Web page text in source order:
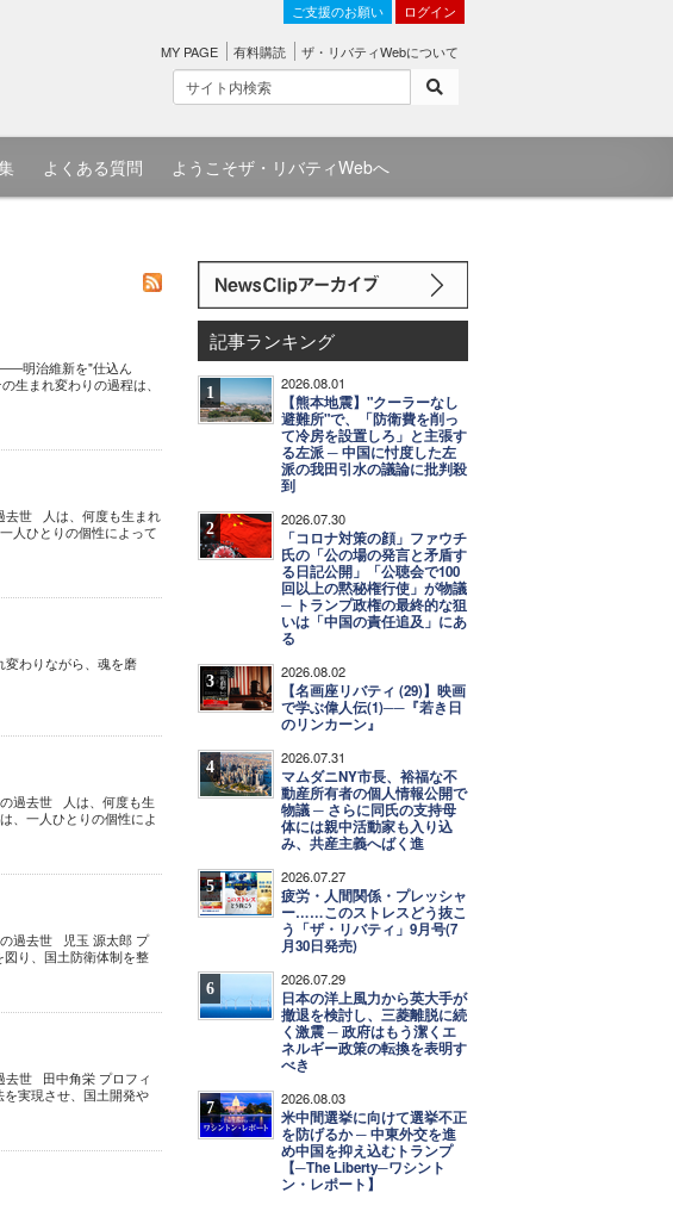
ご支援のお願い ログイン
MY PAGE 有料購読 ザ・リバティWebについて
よくある質問 ようこそザ・リバティWebへ
明治維新を"仕込ん
生まれ変わりの過程は、
去世 人は、何度も生まれ
人ひとりの個性によって
わりながら、魂を磨
過去世 人は、何度も生
、一人ひとりの個性によ
過去世 児玉 源太郎 プ
り、国土防衛体制を整
世 田中角栄 プロフィ
実現させ、国土開発や
記事ランキング
1 2026.08.01
【熊本地震】"クーラーなし
避難所"で、「防衛費を削っ
て冷房を設置しろ」と主張す
る左派 ─ 中国に忖度した左
派の我田引水の議論に批判殺
到
2 2026.07.30
「コロナ対策の顔」ファウチ
氏の「公の場の発言と矛盾す
る日記公開」「公聴会で100
回以上の黙秘権行使」が物議
─ トランプ政権の最終的な狙
いは「中国の責任追及」にあ
る
3 2026.08.02
【名画座リバティ (29)】映画
で学ぶ偉人伝(1)──『若き日
のリンカーン』
4 2026.07.31
マムダニNY市長、裕福な不
動産所有者の個人情報公開で
物議 ─ さらに同氏の支持母
体には親中活動家も入り込
み、共産主義へばく進
5 2026.07.27
疲労・人間関係・プレッシャ
ー……このストレスどう抜こ
う「ザ・リバティ」9月号(7
月30日発売)
6 2026.07.29
日本の洋上風力から英大手が
撤退を検討し、三菱離脱に続
く激震 ─ 政府はもう潔くエ
ネルギー政策の転換を表明す
べき
7 2026.08.03
米中間選挙に向けて選挙不正
を防げるか ─ 中東外交を進
め中国を抑え込むトランプ
【─The Liberty─ワシント
ン・レポート】